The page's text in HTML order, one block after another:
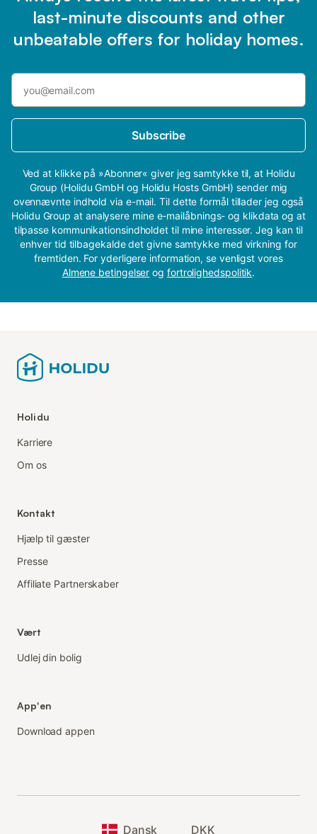
last-minute discounts and other
unbeatable offers for holiday homes.
Subscribe
Ved at klikke på »Abonner« giver jeg samtykke til, at Holidu
Group (Holidu GmbH og Holidu Hosts GmbH) sender mig
ovennævnte indhold via e-mail. Til dette formål tillader jeg også
Holidu Group at analysere mine e-mailåbnings- og klikdata og at
tilpasse kommunikationsindholdet til mine interesser. Jeg kan til
enhver tid tilbagekalde det givne samtykke med virkning for
fremtiden. For yderligere information, se venligst vores
Almene betingelser og fortrolighedspolitik.
Holidu
Karriere
Om os
Kontakt
Hjælp til gæster
Presse
Affiliate Partnerskaber
Vært
Udlej din bolig
App'en
Download appen
Dansk DKK